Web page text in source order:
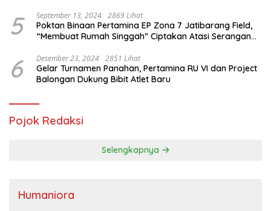
5 September 13, 2024 2869 Lihat
Poktan Binaan Pertamina EP Zona 7 Jatibarang Field,
“Membuat Rumah Singgah” Ciptakan Atasi Serangan
6 Desember 23, 2024 2851 Lihat
Gelar Turnamen Panahan, Pertamina RU VI dan Project
Balongan Dukung Bibit Atlet Baru
Pojok Redaksi
Selengkapnya
Humaniora